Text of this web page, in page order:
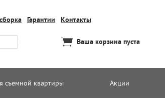
Гарантии Контакты
Ваша корзина пуста
съемной квартиры Акции